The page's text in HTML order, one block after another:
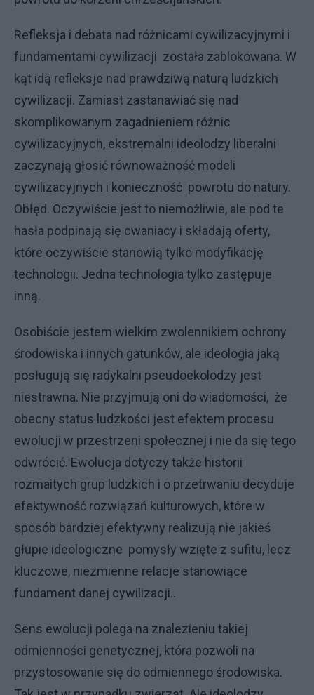
Refleksja i debata nad różnicami cywilizacyjnymi i
fundamentami cywilizacji została zablokowana. W
kąt idą refleksje nad prawdziwą naturą ludzkich
cywilizacji. Zamiast zastanawiać się nad
skomplikowanym zagadnieniem różnic
cywilizacyjnych, ekstremalni ideolodzy liberalni
zaczynają głosić równoważność modeli
cywilizacyjnych i konieczność powrotu do natury.
Obłęd. Oczywiście jest to niemożliwie, ale pod te
hasła podpinają się cwaniacy i składają oferty,
które oczywiście stanowią tylko modyfikację
technologii. Jedna technologia tylko zastępuje
inną.
Osobiście jestem wielkim zwolennikiem ochrony
środowiska i innych gatunków, ale ideologia jaką
posługują się radykalni pseudoekolodzy jest
niestrawna. Nie przyjmują oni do wiadomości, że
obecny status ludzkości jest efektem procesu
ewolucji w przestrzeni społecznej i nie da się tego
odwrócić. Ewolucja dotyczy także historii
rozmaitych grup ludzkich i o przetrwaniu decyduje
efektywność rozwiązań kulturowych, które w
sposób bardziej efektywny realizują nie jakieś
głupie ideologiczne pomysły wzięte z sufitu, lecz
kluczowe, niezmienne relacje stanowiące
fundament danej cywilizacji..
Sens ewolucji polega na znalezieniu takiej
odmienności genetycznej, która pozwoli na
przystosowanie się do odmiennego środowiska.